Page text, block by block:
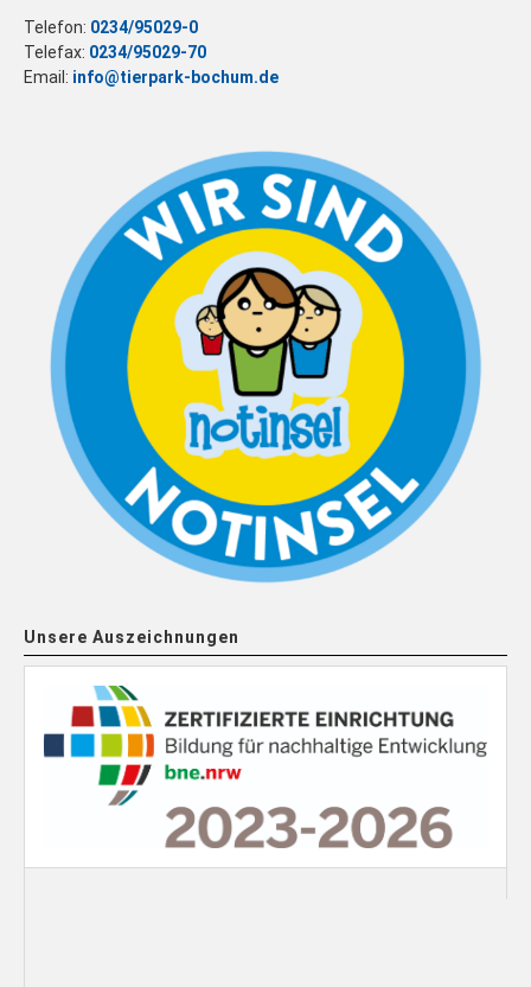
Telefon: 0234/95029-0
Telefax: 0234/95029-70
Email: info@tierpark-bochum.de
Unsere Auszeichnungen